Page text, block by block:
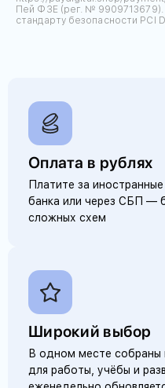
Пей ФЗЕ (рег. №
стандарту безопасности PCI
Оплата в рублях
Платите за
банка или через СБП —
сложных схем
Широкий выбор
В одном месте собраны
для работы, учёбы и